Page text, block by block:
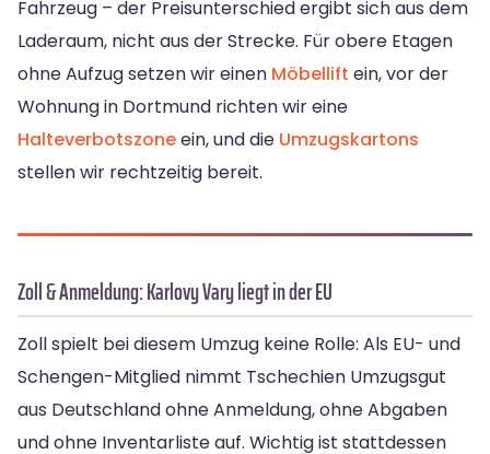
Fahrzeug – der Preisunterschied ergibt sich aus dem
Laderaum, nicht aus der Strecke. Für obere Etagen
ohne Aufzug setzen wir einen Möbellift ein, vor der
Wohnung in Dortmund richten wir eine
Halteverbotszoneein, und die Umzugskartons
stellen wir rechtzeitig bereit.
Zoll & Anmeldung: Karlovy Vary liegt in der EU
Zoll spielt bei diesem Umzug keine Rolle: Als EU- und
Schengen-Mitglied nimmt Tschechien Umzugsgut
aus Deutschland ohne Anmeldung, ohne Abgaben
und ohne Inventarliste auf. Wichtig ist stattdessen